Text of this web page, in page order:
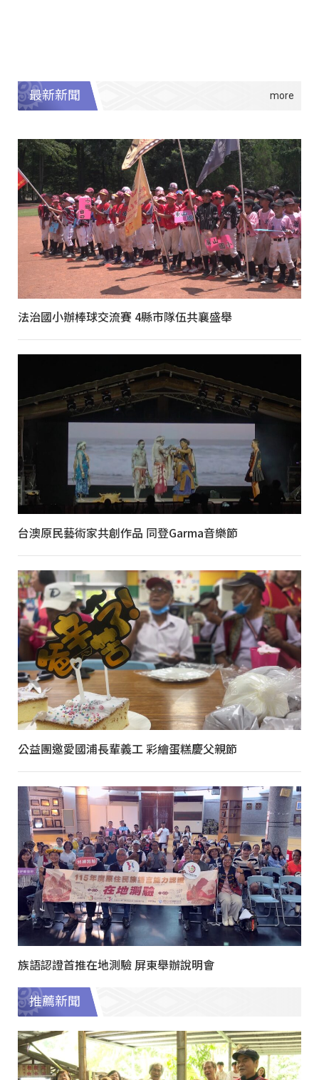
最新新聞
法治國小辦棒球交流賽 4縣市隊伍共襄盛舉
台澳原民藝術家共創作品 同登Garma音樂節
公益團邀愛國浦長輩義工 彩繪蛋糕慶父親節
族語認證首推在地測驗 屏東舉辦說明會
推薦新聞